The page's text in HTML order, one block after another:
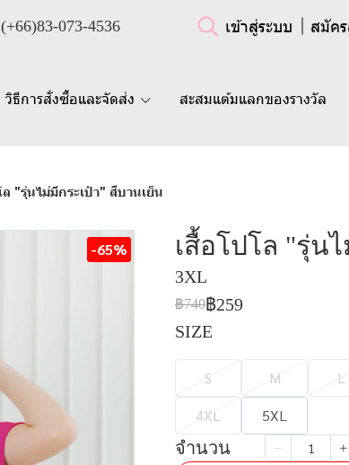
(+66)83-073-4536 เข้าสู่ระบบ สมัค
วิธีการสั่งซื้อและจัดส่ง สะสมแต้มแลกของรางวัล
ล "รุ่นไม่มีกระเป๋า" สีบานเย็น
-65% เสื้อโปโล "รุ่น
3XL
฿740฿259
SIZE
S M
L
4XL
5XL
จำนวน